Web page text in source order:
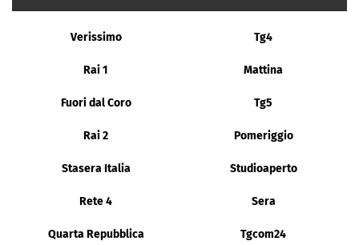
Verissimo Tg4
Rai 1 Mattina
Fuori dal Coro Tg5
Rai 2 Pomeriggio
Stasera Italia Studioaperto
Rete 4 Sera
Quarta Repubblica Tgcom24